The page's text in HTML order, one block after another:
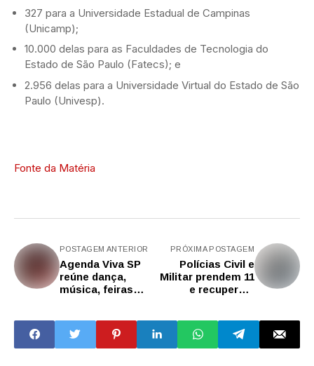
327 para a Universidade Estadual de Campinas
(Unicamp);
10.000 delas para as Faculdades de Tecnologia do
Estado de São Paulo (Fatecs); e
2.956 delas para a Universidade Virtual do Estado de São
Paulo (Univesp).
Fonte da Matéria
POSTAGEM ANTERIOR
Agenda Viva SP
reúne dança,
música, feiras
imersivas
PRÓXIMA POSTAGEM
Polícias Civil e
Militar prendem 11
e recuperam
R$ 1 milhão em SP